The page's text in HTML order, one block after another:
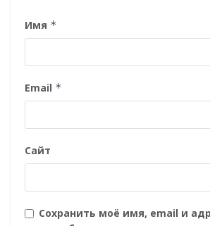
Имя *
Email *
Сайт
Сохранить моё имя, email и